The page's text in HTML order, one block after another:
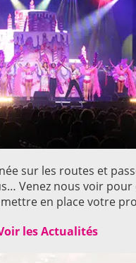
sur les routes et
Venez nous voir
en place votre
les Actualités